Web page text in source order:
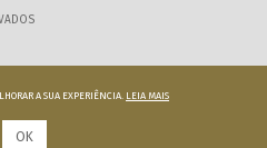
A SUA EXPERIÊNCIA. LEIA MAIS
OK